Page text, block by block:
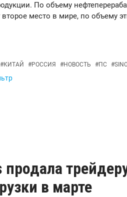
По объему
место в мире, по объему
#КИТАЙ #РОССИЯ #НОВОСТЬ #ПС #
в марте